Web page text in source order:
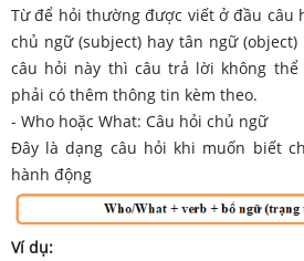
Từ để hỏi thường được viết ở đầu câu
chủ ngữ (subject) hay tân ngữ
câu hỏi này thì câu trả lời không thể
phải có thêm thông tin kèm theo.
- Who hoặc What: Câu hỏi chủ ngữ
Đây là dạng câu hỏi khi muốn biết
hành động
Ví dụ: